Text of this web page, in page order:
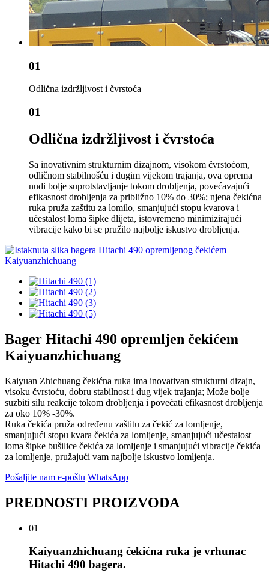
01
Odlična izdržljivost i čvrstoća
01
Odlična izdržljivost i čvrstoća
Sa inovativnim strukturnim dizajnom, visokom čvrstoćom,
odličnom stabilnošću i dugim vijekom trajanja, ova oprema
nudi bolje suprotstavljanje tokom drobljenja, povećavajući
efikasnost drobljenja za približno 10% do 30%; njena čekićna
ruka pruža zaštitu za lomilo, smanjujući stopu kvarova i
učestalost loma šipke dlijeta, istovremeno minimizirajući
vibracije kako bi se pružilo najbolje iskustvo drobljenja.
Bager Hitachi 490 opremljen čekićem
Kaiyuanzhichuang
Kaiyuan Zhichuang čekićna ruka ima inovativan strukturni dizajn,
visoku čvrstoću, dobru stabilnost i dug vijek trajanja; Može bolje
suzbiti silu reakcije tokom drobljenja i povećati efikasnost drobljenja
za oko 10% -30%.
Ruka čekića pruža određenu zaštitu za čekić za lomljenje,
smanjujući stopu kvara čekića za lomljenje, smanjujući učestalost
loma šipke bušilice čekića za lomljenje i smanjujući vibracije čekića
za lomljenje, pružajući vam najbolje iskustvo lomljenja.
Pošaljite nam e-poštu WhatsApp
PREDNOSTI PROIZVODA
01
Kaiyuanzhichuang čekićna ruka je vrhunac
Hitachi 490 bagera.